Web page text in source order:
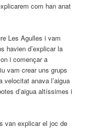
com han anat
Les Agulles i vam
havien d’explicar la
i començar a
vam crear uns grups
velocitat anava l’aigua
d’aigua altíssimes i
van explicar el joc de